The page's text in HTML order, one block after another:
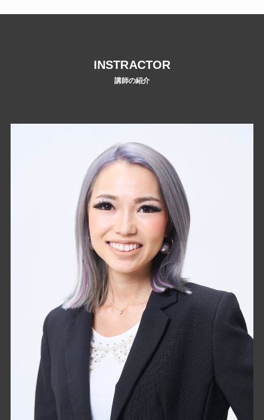
INSTRACTOR
講師の紹介